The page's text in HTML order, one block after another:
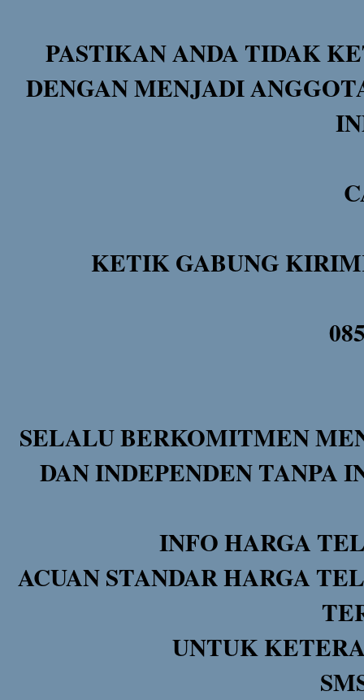
PASTIKAN ANDA TIDAK
DENGAN MENJADI
KETIK GABUNG
SELALU BERKOMITMEN
DAN INDEPENDEN TANPA
INFO HARGA
ACUAN STANDAR HARGA
UNTUK